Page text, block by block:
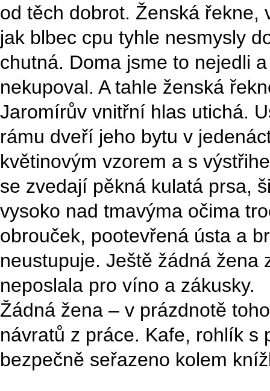
od těch dobrot. Ženská řekne,
jak blbec cpu tyhle nesmysly
chutná. Doma jsme to nejedli
nekupoval. A tahle ženská
Jaromírův vnitřní hlas utichá.
rámu dveří jeho bytu v
květinovým vzorem a s
se zvedají pěkná kulatá prsa,
vysoko nad tmavýma očima
obrouček, pootevřená ústa a
neustupuje. Ještě žádná žena
neposlala pro víno a zákusky.
Žádná žena – v prázdnotě
návratů z práce. Kafe, rohlík s
bezpečně seřazeno kolem